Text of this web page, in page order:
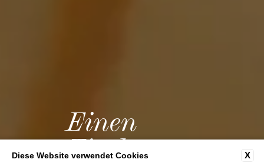
Einen
Tisch X
Diese Website verwendet Cookies